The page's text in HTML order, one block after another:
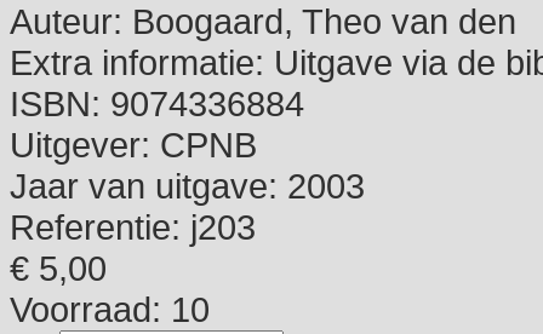
Auteur: Boogaard, Theo van den
Extra informatie: Uitgave via de
ISBN: 9074336884
Uitgever: CPNB
Jaar van uitgave: 2003
Referentie: j203
€ 5,00
Voorraad: 10